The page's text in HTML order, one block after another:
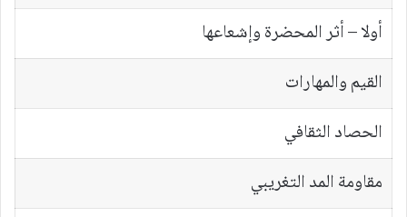
أولا – أثر المحضرة وإشعاعها
القيم والمهارات
الحصاد الثقافي
مقاومة المد التغريبي